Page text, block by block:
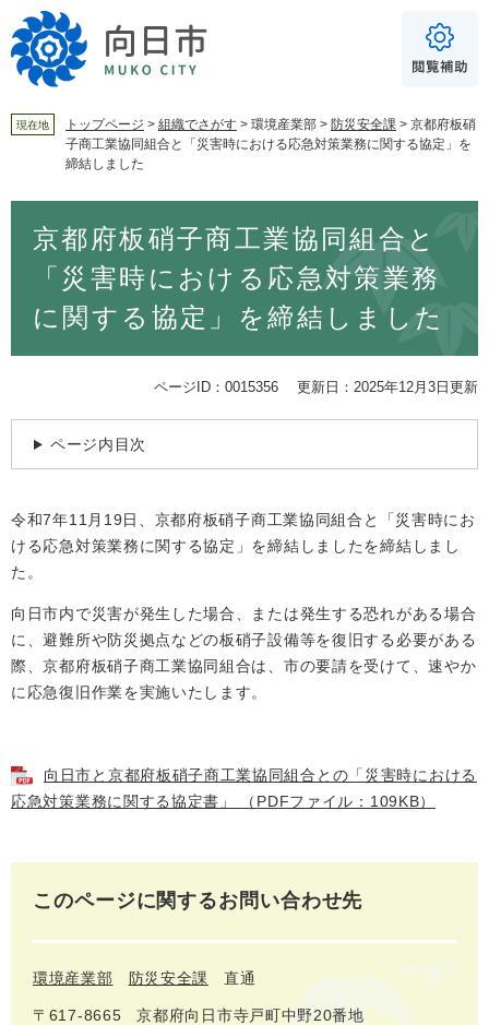
ー
ジ
ニ
ュ
For Foreigners
読み上げ 読み上げ設定
やさしい日本語
ふりがな
あり なし
背景色 白 黒 青
現在地 トップページ > 組織でさがす > 環境産業部 > 防災安全課 > 京都府板硝
子商工業協同組合と「災害時における応急対策業務に関する協定」を
締結しました
京都府板硝子商工業協同組合と
「災害時における応急対策業務
に関する協定」を締結しました
ページID：0015356 更新日：2025年12月3日更新
ページ内目次
令和7年11月19日、京都府板硝子商工業協同組合と「災害時にお
ける応急対策業務に関する協定」を締結しましたを締結しまし
た。
向日市内で災害が発生した場合、または発生する恐れがある場合
に、避難所や防災拠点などの板硝子設備等を復旧する必要がある
際、京都府板硝子商工業協同組合は、市の要請を受けて、速やか
に応急復旧作業を実施いたします。
向日市と京都府板硝子商工業協同組合との「災害時における
応急対策業務に関する協定書」 （PDFファイル：109KB）
このページに関するお問い合わせ先
環境産業部 防災安全課 直通
〒617‐8665
京都府向日市寺戸町中野20番地